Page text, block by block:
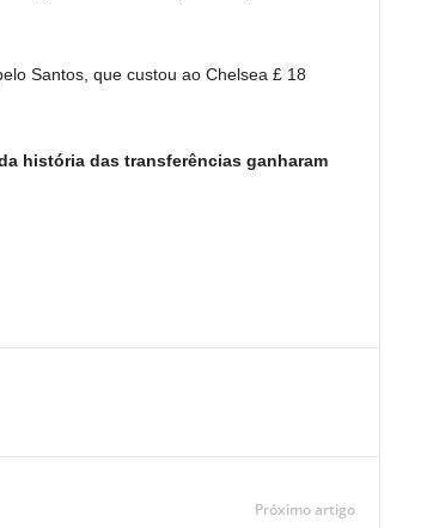
Santos, que custou ao Chelsea £ 18
história das transferências ganharam
Próximo artigo